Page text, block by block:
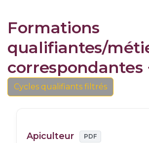
Formations
qualifiantes/
correspondantes
Cycles qualifiants filtrés
Apiculteur PDF